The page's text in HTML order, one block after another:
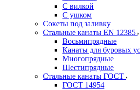
С вилкой
С ушком
Сокеты под заливку
Стальные канаты EN 12385
Восьмипрядные
Канаты для буровых
Многопрядные
Шестипрядные
Стальные канаты ГОСТ
ГОСТ 14954